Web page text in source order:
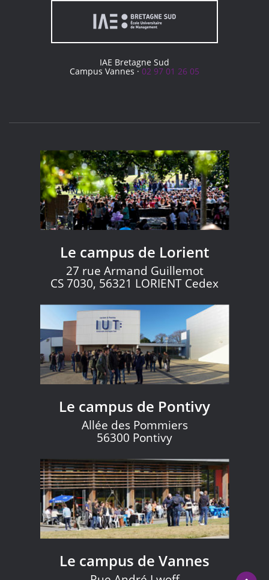
IAE Bretagne Sud
Campus Vannes · 02 97 01 26 05
Le campus de Lorient
27 rue Armand Guillemot
CS 7030, 56321 LORIENT Cedex
Le campus de Pontivy
Allée des Pommiers
56300 Pontivy
Le campus de Vannes